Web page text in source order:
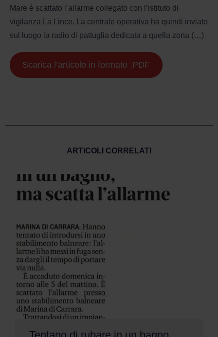
Mare è scattato l’allarme collegato con l’istituto di
vigilanza La Lince. La centrale operativa ha quindi inviato
sul luogo la radio di pattuglia dedicata a quella zona (…)
Scarica l’articolo in formato .PDF
ARTICOLI CORRELATI